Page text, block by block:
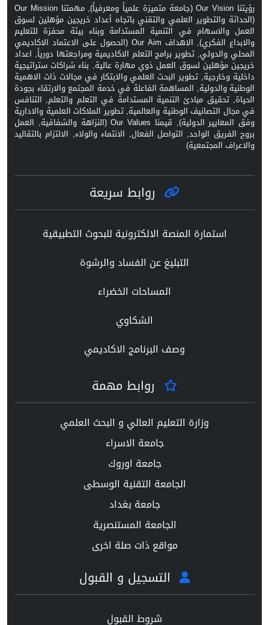
رؤيتنا Our Vision (جامعة متميزة علمياً ومعرفياً), مهمتنا Our Mission
(الحداثة والتطوير العلمي والتقني باتجاه أعداد خريجين مؤهلين لسوق
العمل والاسهام في التنمية المستدامة وبناء بيئة محفزة للتعليم
والابداع الفكري), الاهداف Our Aim (الحصول على الاعتماد الاكاديمي
المحلي والدولي, تطوير برامج التعلم الاكاديمية ومراجعتها دورياً, اعداد
خريجين مؤهلين لسوق العمل ذوي مهارة عالية, بناء شراكات ستراتيجية
داخلية وخارجية, تطوير البحث العلمي والابتكار في مجالات ذات الاهمية
الوطنية والدولية, المساهمة الفاعلة في خدمة المجتمع والارتقاء بجودة
الحياة, تحقيق مبادئ التنمية المستدامة في التعلم والتعلم, التنافس
في مجال التصانيف الوطنية والعالمية, تطوير الملاكات العلمية والادارية
وفق المعايير الدولية), قيمنا Our Values (النزاهة والشفافية, العمل
بروح الفريق الواحد, التواصل الفعال, الانتماء والولاء, الالتزام بالتقاليد
والاعراف المجتمعية)
روابط سريعة
استمارة المنصة الالكترونية للبحوث التطبيقية
التبليغ عن الفساد والرشوة
المساحات الخضراء
الشكاوي
وصف البرنامج الاكاديمي
روابط مهمة
وزارة التعليم العالي و البحث العلمي
جامعة الاسراء
جامعة اوروك
الجامعة التقنية الوسطى
جامعة بغداد
الجامعة المستنصرية
مواقع ذات صلة اخرى
التسجيل و القبول
شروط القبول